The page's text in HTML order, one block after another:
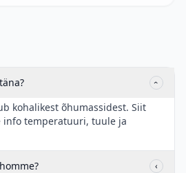
‹
kohalikest õhumassidest. Siit
info temperatuuri, tuule ja
‹